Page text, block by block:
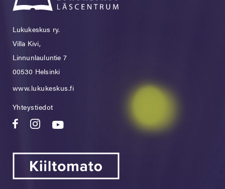
Lukukeskus ry.
Villa Kivi,
Linnunlauluntie 7
00530 Helsinki
www.lukukeskus.fi
Yhteystiedot